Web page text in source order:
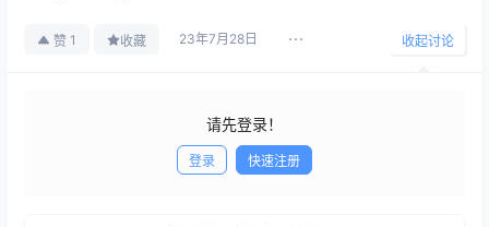
赞 1 收藏 23年7月28日 收起讨论
请先登录！
登录 快速注册